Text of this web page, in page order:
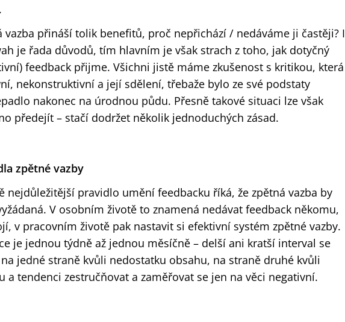
vazba přináší tolik benefitů, proč nepřichází / nedáváme ji častěji? I
je řada důvodů, tím hlavním je však strach z toho, jak dotyčný
feedback přijme. Všichni jistě máme zkušenost s kritikou, která
nekonstruktivní a její sdělení, třebaže bylo ze své podstaty
nakonec na úrodnou půdu. Přesně takové situaci lze však
předejít – stačí dodržet několik jednoduchých zásad.
zpětné vazby
nejdůležitější pravidlo umění feedbacku říká, že zpětná vazba by
V osobním životě to znamená nedávat feedback někomu,
v pracovním životě pak nastavit si efektivní systém zpětné vazby.
je jednou týdně až jednou měsíčně – delší ani kratší interval se
jedné straně kvůli nedostatku obsahu, na straně druhé kvůli
a tendenci zestručňovat a zaměřovat se jen na věci negativní.